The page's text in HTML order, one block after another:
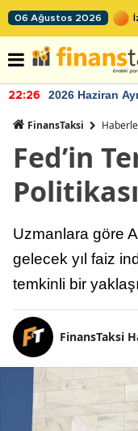
06 Ağustos 2026
22:26 2026 Haziran
FinansTaksi
Fed’in
Politikası
Uzmanlara göre
gelecek yıl faiz
temkinli bir
FinansTaksi